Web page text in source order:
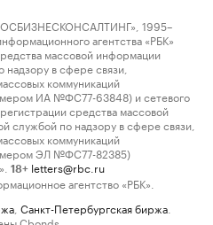
1995–
агентства «РБК»
массовой информации
в сфере связи,
коммуникаций
ИА №ФС77-63848) и сетевого
средства массовой
службой по надзору в сфере связи,
коммуникаций
ЭЛ №ФС77-82385)
18+ letters@rbc.ru
агентство «РБК».
Санкт-Петербургская биржа